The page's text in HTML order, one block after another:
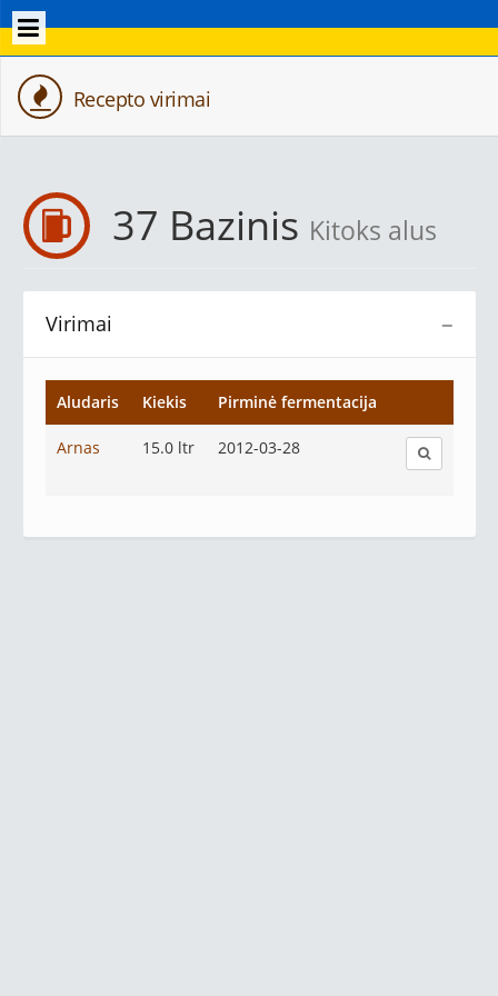
Recepto virimai
37 Bazinis Kitoks alus
−
Virimai
Aludaris Kiekis Pirminė fermentacija
Arnas 15.0 ltr 2012-03-28